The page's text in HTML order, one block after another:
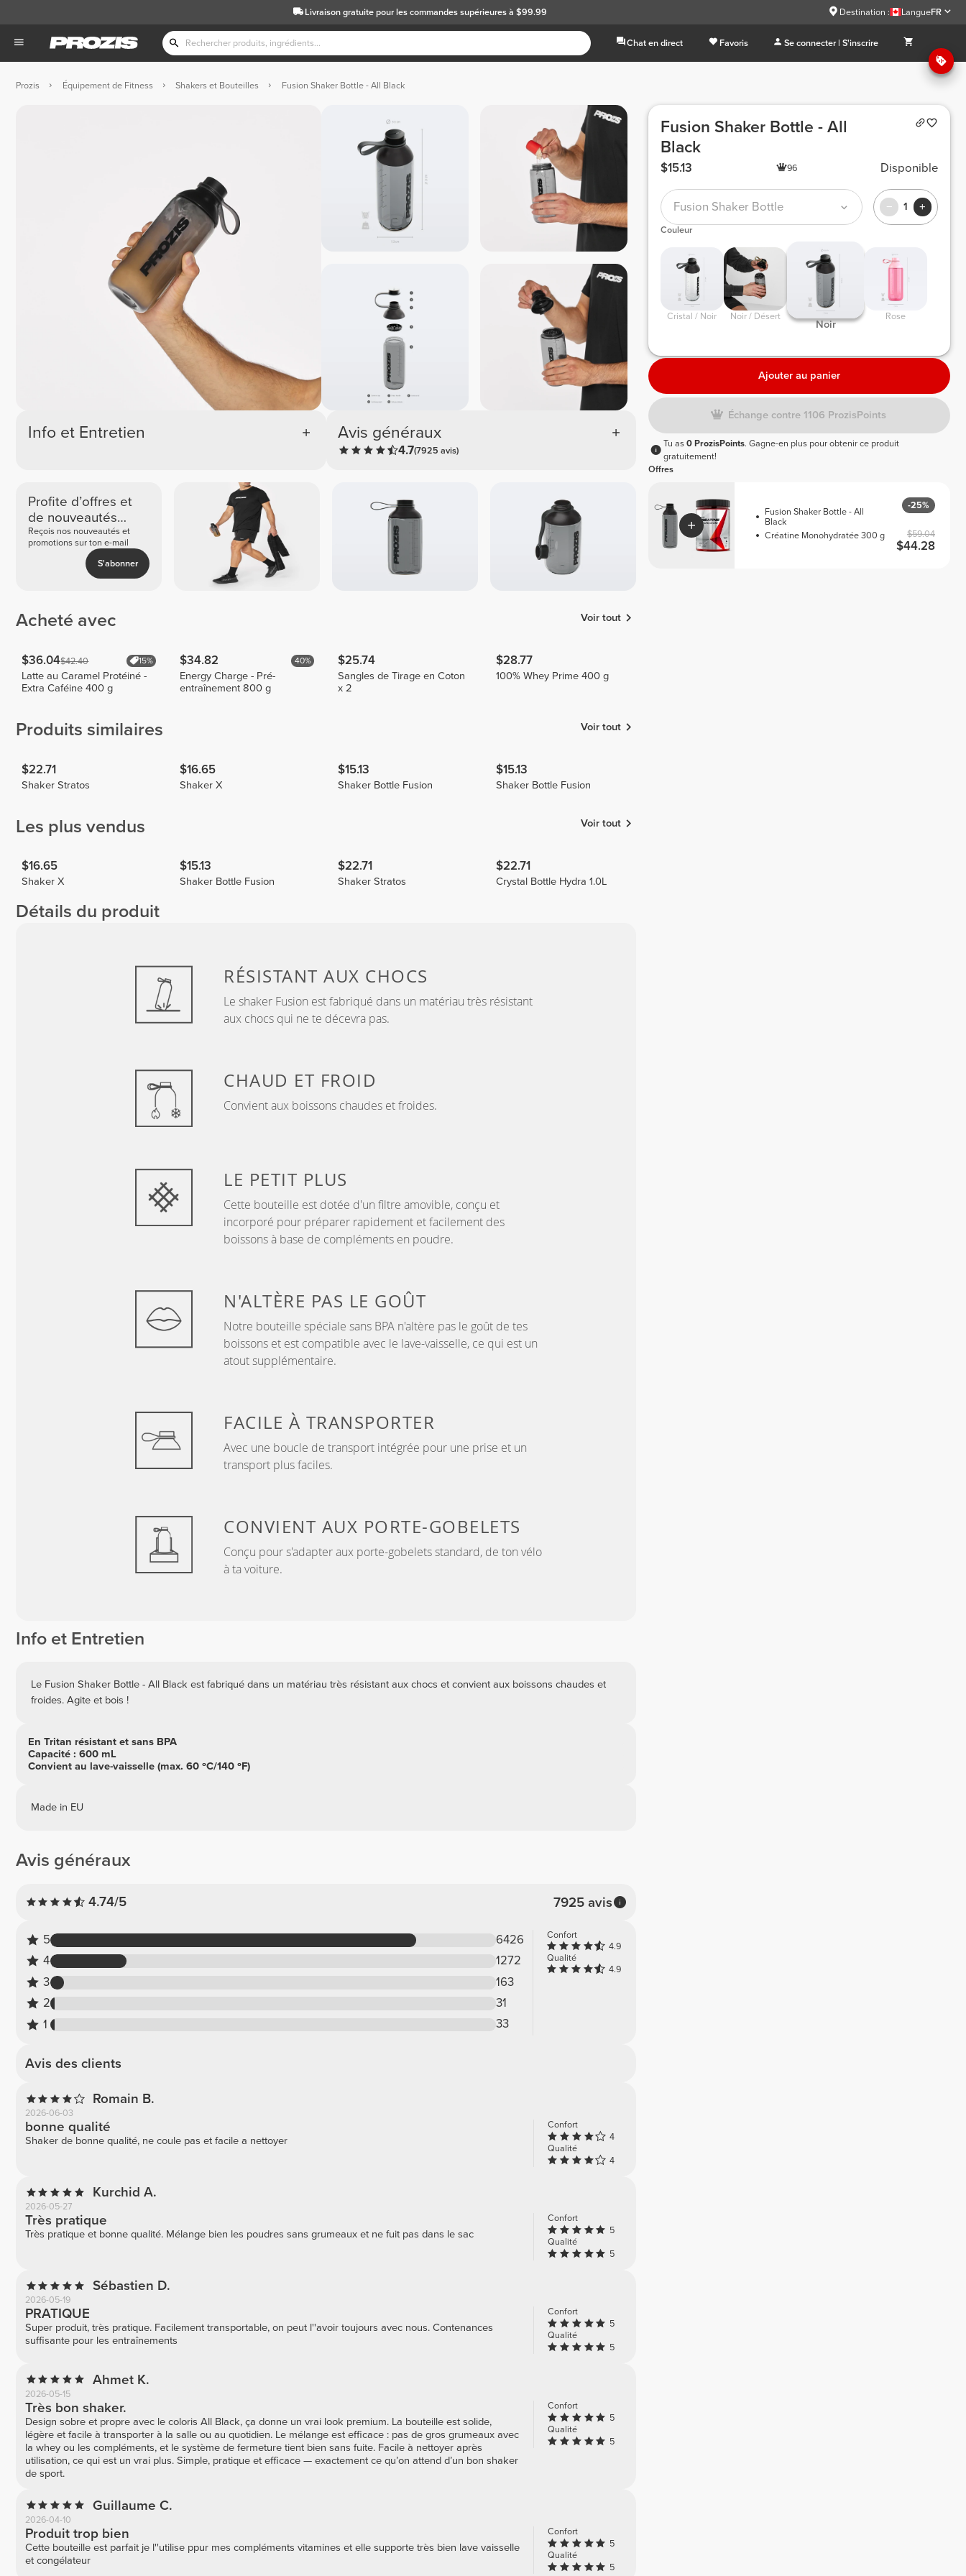
Livraison gratuitepour les commandes supérieures à $99.99 Destination : LangueFR
Chat en direct Favoris Se connecter | S'inscrire
Prozis Équipement de Fitness Shakers et Bouteilles Fusion Shaker Bottle - All Black
Info et Entretien Avis généraux
4.7(7925 avis)
Profite d’offres et
de nouveautés
exclusives
Reçois nos nouveautés et
promotions sur ton e-mail
S'abonner
Acheté avec Voir tout
$36.04$42.40 15%
Latte au Caramel Protéiné -
Extra Caféine 400 g
$34.82 40%
Energy Charge - Pré-
entraînement 800 g
$25.74
Sangles de Tirage en Coton
x 2
$28.77
100% Whey Prime 400 g
Produits similaires Voir tout
$22.71
Shaker Stratos
$16.65
Shaker X
$15.13
Shaker Bottle Fusion
$15.13
Shaker Bottle Fusion
Les plus vendus Voir tout
$16.65
Shaker X
$15.13
Shaker Bottle Fusion
$22.71
Shaker Stratos
$22.71
Crystal Bottle Hydra 1.0L
Détails du produit
RÉSISTANT AUX CHOCS
Le shaker Fusion est fabriqué dans un matériau très résistant
aux chocs qui ne te décevra pas.
CHAUD ET FROID
Convient aux boissons chaudes et froides.
LE PETIT PLUS
Cette bouteille est dotée d'un filtre amovible, conçu et
incorporé pour préparer rapidement et facilement des
boissons à base de compléments en poudre.
N'ALTÈRE PAS LE GOÛT
Notre bouteille spéciale sans BPA n'altère pas le goût de tes
boissons et est compatible avec le lave-vaisselle, ce qui est un
atout supplémentaire.
FACILE À TRANSPORTER
Avec une boucle de transport intégrée pour une prise et un
transport plus faciles.
CONVIENT AUX PORTE-GOBELETS
Conçu pour s'adapter aux porte-gobelets standard, de ton vélo
à ta voiture.
Info et Entretien
Le Fusion Shaker Bottle - All Black est fabriqué dans un matériau très résistant aux chocs et convient aux boissons chaudes et
froides. Agite et bois !
En Tritan résistant et sans BPA
Capacité : 600 mL
Convient au lave-vaisselle (max. 60 ºC/140 ºF)
Made in EU
Avis généraux
4.74/5 7925 avis
5
6426
4
1272
3
163
2
31
1
33
Confort
4.9
Qualité
4.9
Avis des clients
Romain B.
2026-06-03
Confort
4
Qualité
4
bonne qualité
Shaker de bonne qualité, ne coule pas et facile a nettoyer
Kurchid A.
2026-05-27
Confort
5
Qualité
5
Très pratique
Très pratique et bonne qualité. Mélange bien les poudres sans grumeaux et ne fuit pas dans le sac
Sébastien D.
2026-05-19
Confort
5
Qualité
5
PRATIQUE
Super produit, très pratique. Facilement transportable, on peut l''avoir toujours avec nous. Contenances
suffisante pour les entraînements
Ahmet K.
2026-05-15
Confort
5
Qualité
5
Très bon shaker.
Design sobre et propre avec le coloris All Black, ça donne un vrai look premium. La bouteille est solide,
légère et facile à transporter à la salle ou au quotidien. Le mélange est efficace : pas de gros grumeaux avec
la whey ou les compléments, et le système de fermeture tient bien sans fuite. Facile à nettoyer après
utilisation, ce qui est un vrai plus. Simple, pratique et efficace — exactement ce qu’on attend d’un bon shaker
de sport.
Guillaume C.
2026-04-10
Confort
5
Qualité
5
Produit trop bien
Cette bouteille est parfait je l''utilise ppur mes compléments vitamines et elle supporte très bien lave vaisselle
et congélateur
Fusion Shaker Bottle - All
Black
$15.13 96 Disponible
Fusion Shaker Bottle 1
Couleur
Cristal / Noir Noir / Désert
Noir
Rose
Ajouter au panier
Échange contre 1106 ProzisPoints
Tu as0 ProzisPoints. Gagne-en plus pour obtenir ce produit
gratuitement!
Offres
Fusion Shaker Bottle - All
Black
Créatine Monohydratée 300 g
-25%
$59.04
$44.28